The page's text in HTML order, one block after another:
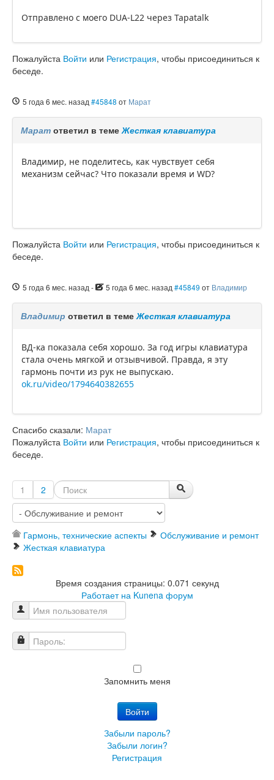
Отправлено с моего DUA-L22 через Tapatalk
Пожалуйста Войти или Регистрация, чтобы присоединиться к
беседе.
5 года 6 мес. назад #45848 от Марат
Марат ответил в темеЖесткая клавиатура
Владимир, не поделитесь, как чувствует себя
механизм сейчас? Что показали время и WD?
Пожалуйста Войти или Регистрация, чтобы присоединиться к
беседе.
5 года 6 мес. назад - 5 года 6 мес. назад #45849 от Владимир
Владимир ответил в темеЖесткая клавиатура
ВД-ка показала себя хорошо. За год игры клавиатура
стала очень мягкой и отзывчивой. Правда, я эту
гармонь почти из рук не выпускаю.
ok.ru/video/1794640382655
Спасибо сказали: Марат
Пожалуйста Войти или Регистрация, чтобы присоединиться к
беседе.
1 2
Гармонь, технические аспекты
Обслуживание и ремонт
Жесткая клавиатура
Время создания страницы: 0.071 секунд
Работает на Kunena форум
Имя пользователя
Пароль:
Запомнить меня
Войти
Забыли пароль?
Забыли логин?
Регистрация